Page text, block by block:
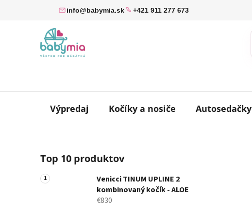
info@babymia.sk +421 911 277 673
Výpredaj Kočíky a nosiče Autosedačky
o
č
n
Top 10 produktov
Venicci TINUM UPLINE 2
kombinovaný kočík - ALOE
€830